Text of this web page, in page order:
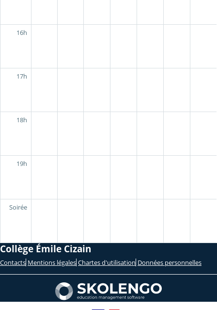
16h
17h
18h
19h
Soirée
Collège Émile Cizain
Contacts Mentions légales Chartes d'utilisation Données personnelles